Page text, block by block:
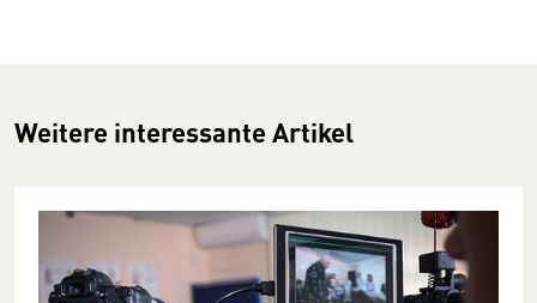
Weitere interessante Artikel